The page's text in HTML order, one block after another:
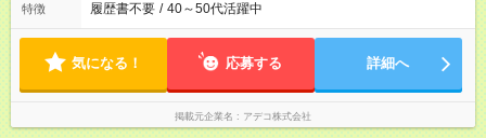
特徴 履歴書不要 / 40～50代活躍中
気になる！ 応募する 詳細へ
掲載元企業名 アデコ株式会社